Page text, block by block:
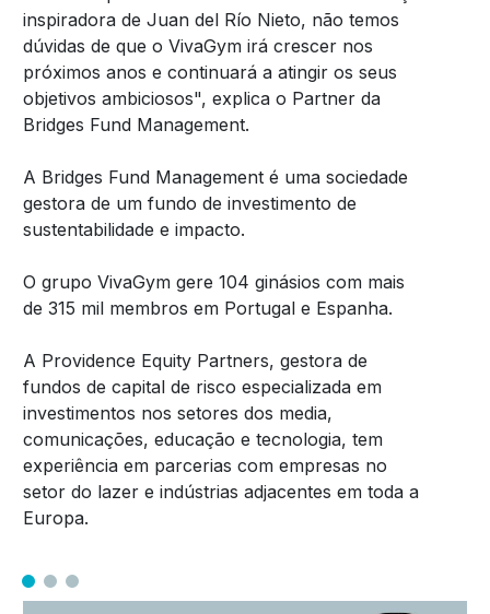
inspiradora de Juan del Río Nieto, não temos
dúvidas de que o VivaGym irá crescer nos
próximos anos e continuará a atingir os seus
objetivos ambiciosos", explica o Partner da
Bridges Fund Management.
A Bridges Fund Management é uma sociedade
gestora de um fundo de investimento de
sustentabilidade e impacto.
O grupo VivaGym gere 104 ginásios com mais
de 315 mil membros em Portugal e Espanha.
A Providence Equity Partners, gestora de
fundos de capital de risco especializada em
investimentos nos setores dos media,
comunicações, educação e tecnologia, tem
experiência em parcerias com empresas no
setor do lazer e indústrias adjacentes em toda a
Europa.